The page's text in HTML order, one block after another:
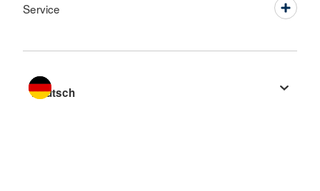
Service
Sprache wechseln zu